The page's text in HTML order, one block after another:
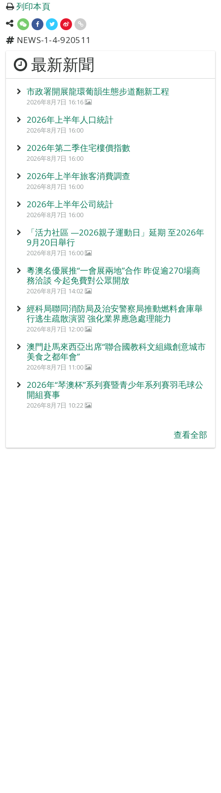
列印本頁
NEWS-1-4-920511
最新新聞
市政署開展龍環葡韻生態步道翻新工程
2026年8月7日 16:16
2026年上半年人口統計
2026年8月7日 16:00
2026年第二季住宅樓價指數
2026年8月7日 16:00
2026年上半年旅客消費調查
2026年8月7日 16:00
2026年上半年公司統計
2026年8月7日 16:00
「活力社區 —2026親子運動日」延期 至2026年
9月20日舉行
2026年8月7日 16:00
粵澳名優展推“一會展兩地”合作 昨促逾270場商
務洽談 今起免費對公眾開放
2026年8月7日 14:02
經科局聯同消防局及治安警察局推動燃料倉庫舉
行逃生疏散演習 強化業界應急處理能力
2026年8月7日 12:00
澳門赴馬來西亞出席“聯合國教科文組織創意城市
美食之都年會”
2026年8月7日 11:00
2026年“琴澳杯”系列賽暨青少年系列賽羽毛球公
開組賽事
2026年8月7日 10:22
查看全部